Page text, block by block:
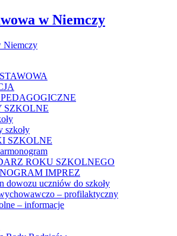
w Niemczy
Niemczy
SZKOLNE
szkoły
SZKOLNE
ROKU SZKOLNEGO
IMPREZ
dowozu uczniów do szkoły
– profilaktyczny
– informacje